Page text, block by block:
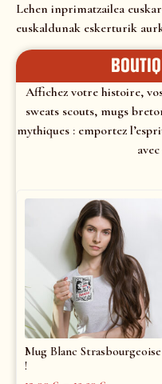
Lehen inprimatzailea
euskaldunak eskerturik
Affichez votre histoire,
sweats scouts, mugs
mythiques : emportez
Mug Blanc Strasbourgeoise
!